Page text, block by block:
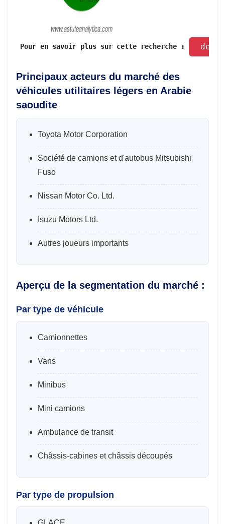
Pour en savoir plus sur cette recherche :
Principaux acteurs du marché des
véhicules utilitaires légers en Arabie
saoudite
Toyota Motor Corporation
Société de camions et d'autobus Mitsubishi
Fuso
Nissan Motor Co. Ltd.
Isuzu Motors Ltd.
Autres joueurs importants
Aperçu de la segmentation du marché :
Par type de véhicule
Camionnettes
Vans
Minibus
Mini camions
Ambulance de transit
Châssis-cabines et châssis découpés
Par type de propulsion